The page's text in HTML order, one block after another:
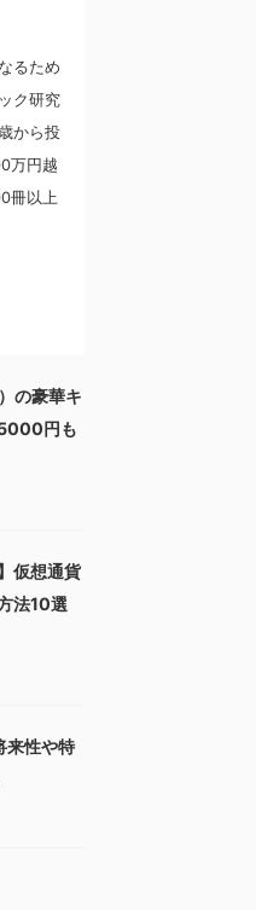
るため
ク研究
から投
万円越
冊以上
の豪華キ
円も
仮想通貨
法10選
来性や特